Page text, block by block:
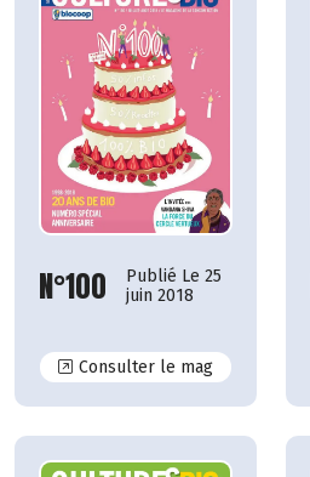
N°100
Publié Le 25
juin 2018
Consulter le magN°100